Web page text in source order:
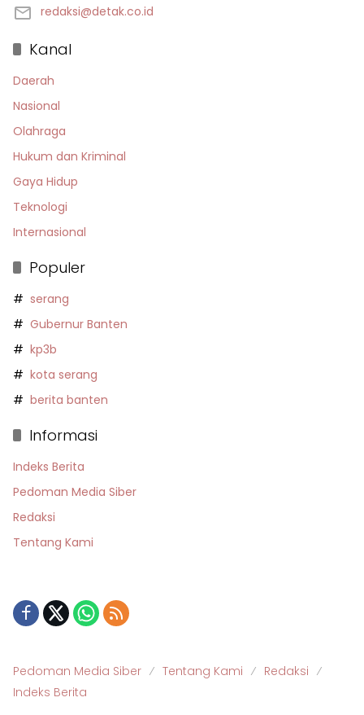
redaksi@detak.co.id
Kanal
Daerah
Nasional
Olahraga
Hukum dan Kriminal
Gaya Hidup
Teknologi
Internasional
Populer
serang
Gubernur Banten
kp3b
kota serang
berita banten
Informasi
Indeks Berita
Pedoman Media Siber
Redaksi
Tentang Kami
Pedoman Media Siber Tentang Kami
Redaksi
Indeks Berita